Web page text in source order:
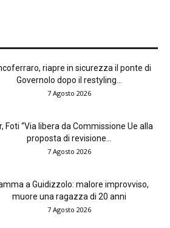
riapre in sicurezza il ponte di
Governolo dopo il restyling...
7 Agosto 2026
Foti “Via libera da Commissione Ue alla
proposta di revisione...
7 Agosto 2026
a Guidizzolo: malore improvviso,
muore una ragazza di 20 anni
7 Agosto 2026